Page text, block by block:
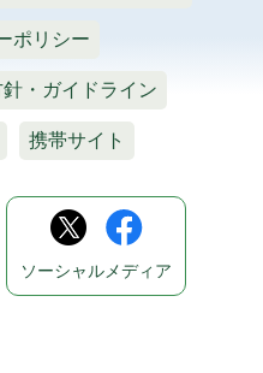
ポリシー
・ガイドライン
携帯サイト
ソーシャルメディア